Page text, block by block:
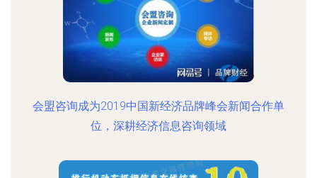
会盟咨询成为2019中国新经济品牌峰会新闻合作单
位，深耕经济信息咨询领域